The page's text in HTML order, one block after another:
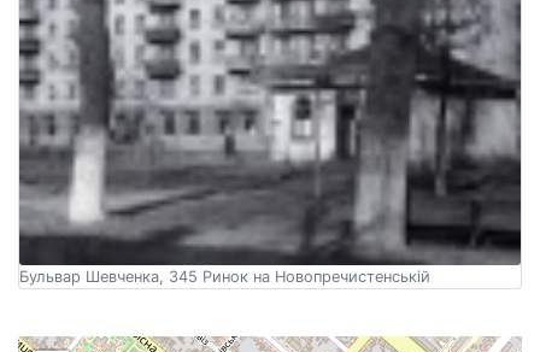
Бульвар Шевченка, 345 Ринок на Новопречистенській